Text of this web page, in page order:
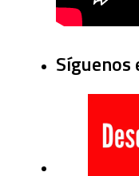
Síguenos